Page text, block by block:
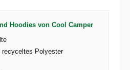
Hoodies von Cool Camper
recyceltes Polyester